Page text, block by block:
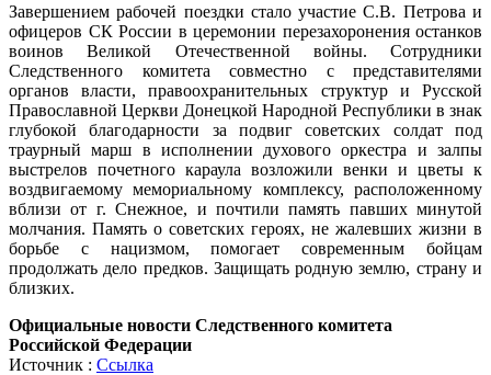
Завершением рабочей поездки стало участие С.В. Петрова и
офицеров СК России в церемонии перезахоронения останков
воинов Великой Отечественной войны. Сотрудники
Следственного комитета совместно с представителями
органов власти, правоохранительных структур и Русской
Православной Церкви Донецкой Народной Республики в знак
глубокой благодарности за подвиг советских солдат под
траурный марш в исполнении духового оркестра и залпы
выстрелов почетного караула возложили венки и цветы к
воздвигаемому мемориальному комплексу, расположенному
вблизи от г. Снежное, и почтили память павших минутой
молчания. Память о советских героях, не жалевших жизни в
борьбе с нацизмом, помогает современным бойцам
продолжать дело предков. Защищать родную землю, страну и
близких.
Официальные новости Следственного комитета
Российской Федерации
Источник : Ссылка